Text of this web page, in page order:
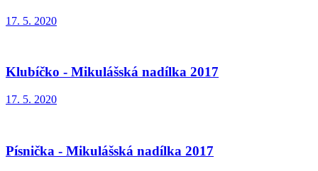
17. 5. 2020
Klubíčko - Mikulášská nadílka 2017
17. 5. 2020
Písnička - Mikulášská nadílka 2017